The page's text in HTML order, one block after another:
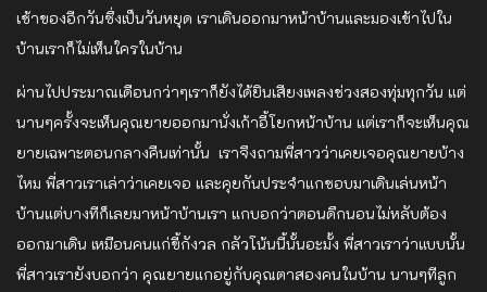
เช้าของอีกวันซึ่งเป็นวันหยุด เราเดินออกมาหน้าบ้านและมองเข้าไปใน
บ้านเราก็ไม่เห็นใครในบ้าน
ผ่านไปประมาณเดือนกว่าๆเราก็ยังได้ยินเสียงเพลงช่วงสองทุ่มทุกวัน แต่
นานๆครั้งจะเห็นคุณยายออกมานั่งเก้าอี้โยกหน้าบ้าน แต่เราก็จะเห็นคุณ
ยายเฉพาะตอนกลางคืนเท่านั้น เราจึงถามพี่สาวว่าเคยเจอคุณยายบ้าง
ไหม พี่สาวเราเล่าว่าเคยเจอ และคุยกันประจำแกชอบมาเดินเล่นหน้า
บ้านแต่บางทีก็เลยมาหน้าบ้านเรา แกบอกว่าตอนดึกนอนไม่หลับต้อง
ออกมาเดิน เหมือนคนแก่ขี้กังวล กลัวโน้นนี้นั้นอะมั้ง พี่สาวเราว่าแบบนั้น
พี่สาวเรายังบอกว่า คุณยายแกอยู่กับคุณตาสองคนในบ้าน นานๆทีลูก